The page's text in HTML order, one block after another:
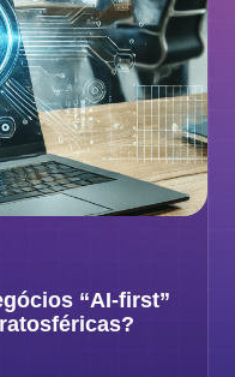
“AI-first”